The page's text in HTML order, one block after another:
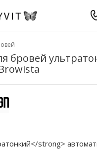
бровей
strong>